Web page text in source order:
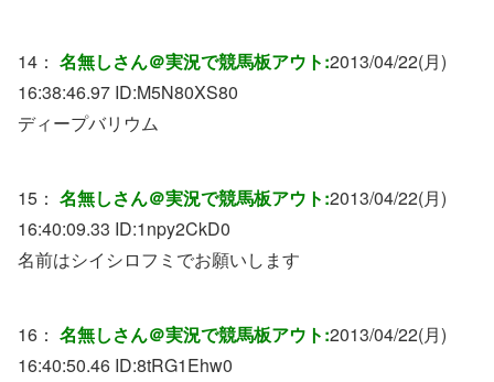
14： 名無しさん＠実況で競馬板アウト:2013/04/22(月)
16:38:46.97 ID:M5N80XS80
ディープバリウム
15： 名無しさん＠実況で競馬板アウト:2013/04/22(月)
16:40:09.33 ID:1npy2CkD0
名前はシイシロフミでお願いします
16： 名無しさん＠実況で競馬板アウト:2013/04/22(月)
16:40:50.46 ID:8tRG1Ehw0